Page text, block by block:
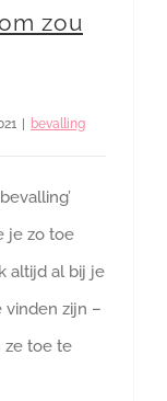
zou
bevalling
je zo toe
altijd al bij je
zijn –
ze toe te